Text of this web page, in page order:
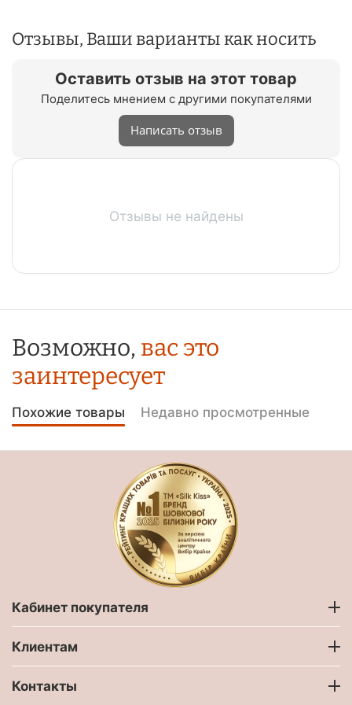
Отзывы, Ваши варианты как носить
Оставить отзыв на этот товар
Поделитесь мнением с другими покупателями
Написать отзыв
Отзывы не найдены
Возможно, вас это
заинтересует
Похожие товары Недавно просмотренные
Кабинет покупателя
Клиентам
Контакты